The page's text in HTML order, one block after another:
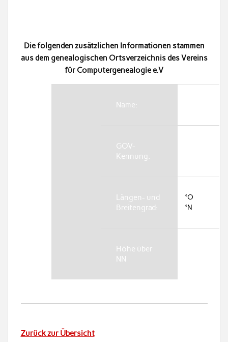
Die folgenden zusätzlichen Informationen stammen
aus dem genealogischen Ortsverzeichnis des Vereins
für Computergenealogie e.V
Name:
GOV-
Kennung:
Längen- und
Breitengrad:
°O
°N
Höhe über
NN
Zurück zur Übersicht